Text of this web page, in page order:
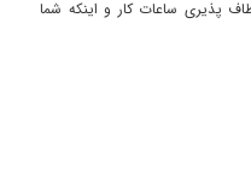
پذیری ساعات کار و اینکه شما